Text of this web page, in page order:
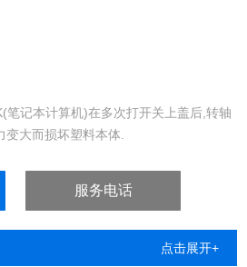
笔记本计算机)在多次打开关上盖后,转轴
变大而损坏塑料本体.
服务电话
点击展开+